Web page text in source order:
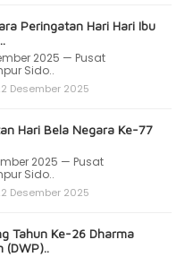
Peringatan Hari Hari Ibu
2025 — Pusat
Sido..
Desember 2025
Hari Bela Negara Ke-77
2025 — Pusat
Sido..
Desember 2025
Tahun Ke-26 Dharma
(DWP)..